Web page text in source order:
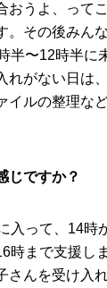
おうよ、って
。その後みん
半〜12時半に
れがない日は
イルの整理な
ですか？
入って、14時
時まで支援し
さんを受け入